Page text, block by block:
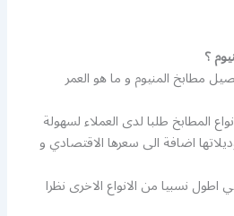
؟
مطابخ المنيوم و ما هو العمر
المطابخ طلبا لدى العملاء لسهولة
اضافة الى سعرها الاقتصادي و
نسبيا من الانواع الاخرى نظرا